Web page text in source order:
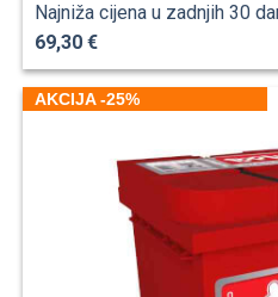
Najniža cijena u zadnjih 30
69,30 €
AKCIJA -25%